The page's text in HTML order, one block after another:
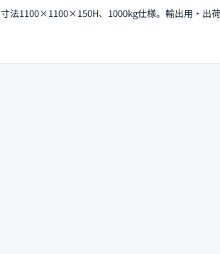
寸法1100×1100×150H、1000kg仕様。輸出用・出